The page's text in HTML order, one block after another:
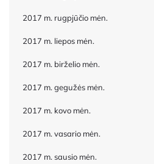
2017 m. rugpjūčio mėn.
2017 m. liepos mėn.
2017 m. birželio mėn.
2017 m. gegužės mėn.
2017 m. kovo mėn.
2017 m. vasario mėn.
2017 m. sausio mėn.